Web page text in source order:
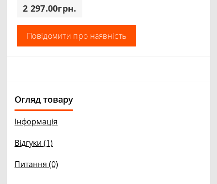
2 297.00грн.
Повідомити про наявність
Огляд товару
Інформація
Відгуки (1)
Питання (0)